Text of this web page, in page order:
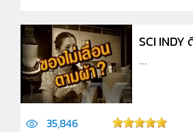
SCI INDY
...
35,846